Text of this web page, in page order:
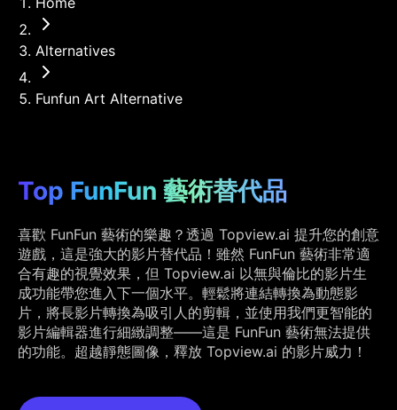
Alternatives
Funfun Art Alternative
Top FunFun 藝術替代品
喜歡 FunFun 藝術的樂趣？透過 Topview.ai 提升您的創意
遊戲，這是強大的影片替代品！雖然 FunFun 藝術非常適
合有趣的視覺效果，但 Topview.ai 以無與倫比的影片生
成功能帶您進入下一個水平。輕鬆將連結轉換為動態影
片，將長影片轉換為吸引人的剪輯，並使用我們更智能的
影片編輯器進行細緻調整——這是 FunFun 藝術無法提供
的功能。超越靜態圖像，釋放 Topview.ai 的影片威力！